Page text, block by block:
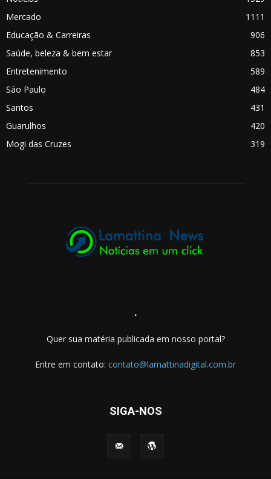
Mercado
1111
Educação & Carreiras
906
Saúde, beleza & bem estar
853
Entretenimento
589
São Paulo
484
Santos
431
Guarulhos
420
Mogi das Cruzes
319
.
Quer sua matéria publicada em nosso portal?
Entre em contato: contato@lamattinadigital.com.br
SIGA-NOS